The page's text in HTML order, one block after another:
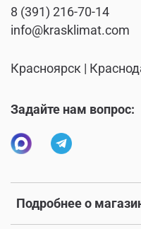
Подробнее о
8 (391) 216-70-14
info@krasklimat.com
Красноярск |
Задайте нам вопрос: